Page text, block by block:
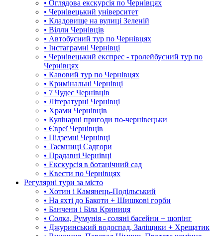
• Оглядова екскурсія по Чернівцях
• Чернівецький університет
• Кладовище на вулиці Зеленій
• Вілли Чернівців
• Автобусний тур по Чернівцях
• Інстаграмні Чернівці
• Чернівецький експрес - тролейбусний тур по
Чернівцях
• Кавовий тур по Чернівцях
• Кримінальні Чернівці
• 7 Чудес Чернівців
• Літературні Чернівці
• Храми Чернівців
• Кулінарні пригоди по-чернівецьки
• Євреї Чернівців
• Підземні Чернівці
• Таємниці Садгори
• Прадавні Чернівці
• Екскурсія в ботанічний сад
• Квести по Чернівцях
Регулярні тури за місто
• Хотин і Камянець-Подільський
• На яхті до Бакоти + Шишкові горби
• Банчени і Біла Криниця
• Солка, Румунія - соляні басейни + шопінг
• Джуринський водоспад, Заліщики + Хрещатик